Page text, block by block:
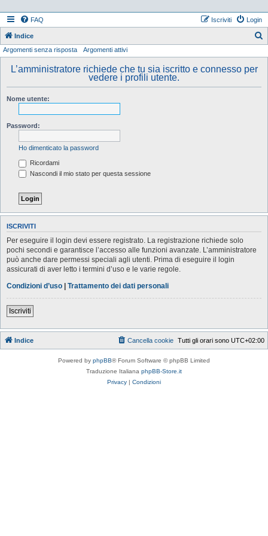
FAQ Login
Iscriviti
Indice
Argomenti senza risposta Argomenti attivi
L’amministratore richiede che tu sia iscritto e connesso per
vedere i profili utente.
Nome utente:
Password:
Ho dimenticato la password
Ricordami
Nascondi il mio stato per questa sessione
ISCRIVITI
Per eseguire il login devi essere registrato. La registrazione richiede solo
pochi secondi e garantisce l’accesso alle funzioni avanzate. L’amministratore
può anche dare permessi speciali agli utenti. Prima di eseguire il login
assicurati di aver letto i termini d’uso e le varie regole.
Condizioni d’uso | Trattamento dei dati personali
Iscriviti
Indice Tutti gli orari sono UTC+02:00
Cancella cookie
Powered by phpBB® Forum Software © phpBB Limited
Traduzione Italiana phpBB-Store.it
Privacy | Condizioni